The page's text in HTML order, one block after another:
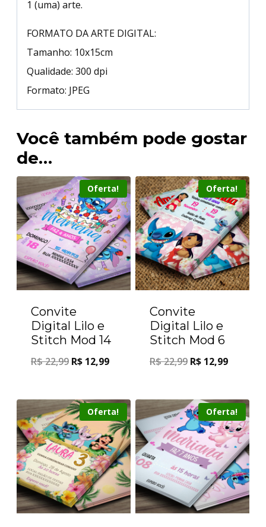
1 (uma) arte.
FORMATO DA ARTE DIGITAL:
Tamanho: 10x15cm
Qualidade: 300 dpi
Formato: JPEG
Você também pode gostar
de…
Oferta!
Convite
Digital Lilo e
Stitch Mod 14
R$22,99 R$ 12,99
Oferta!
Convite
Digital Lilo e
Stitch Mod 6
R$22,99 R$ 12,99
Oferta! Oferta!